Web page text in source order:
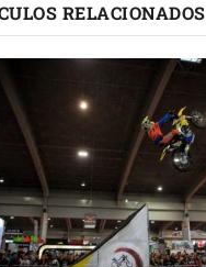
RELACIONADOS